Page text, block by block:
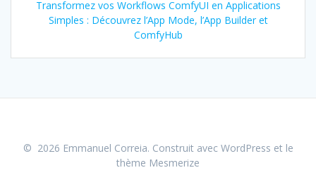
Transformez vos Workflows ComfyUI en Applications
Simples : Découvrez l’App Mode, l’App Builder et
ComfyHub
© 2026 Emmanuel Correia. Construit avec WordPress et le
thème Mesmerize